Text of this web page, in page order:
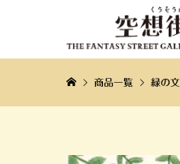
商品一覧 緑の